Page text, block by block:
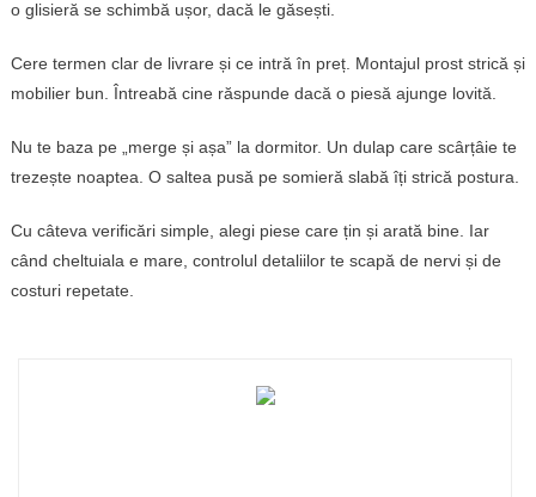
o glisieră se schimbă ușor, dacă le găsești.
Cere termen clar de livrare și ce intră în preț. Montajul prost strică și
mobilier bun. Întreabă cine răspunde dacă o piesă ajunge lovită.
Nu te baza pe „merge și așa” la dormitor. Un dulap care scârțâie te
trezește noaptea. O saltea pusă pe somieră slabă îți strică postura.
Cu câteva verificări simple, alegi piese care țin și arată bine. Iar
când cheltuiala e mare, controlul detaliilor te scapă de nervi și de
costuri repetate.